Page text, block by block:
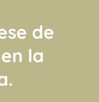
de
la